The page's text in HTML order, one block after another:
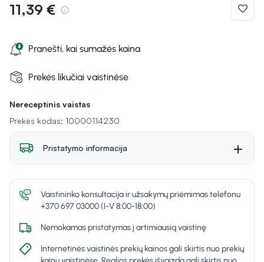
Nereceptinis vaistas
Prekės kodas: 10000114230
11,39 €
Pranešti, kai sumažės kaina
Prekės likučiai vaistinėse
Pristatymo informacija
Vaistininko konsultacija ir užsakymų priėmimas telefonu
+370 697 03000 (I-V 8:00-18:00)
Nemokamas pristatymas į artimiausią vaistinę
Internetinės vaistinės prekių kainos gali skirtis nuo prekių